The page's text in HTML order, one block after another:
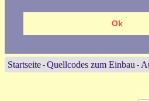
Ok
Startseite - Quellcodes zum Einbau -